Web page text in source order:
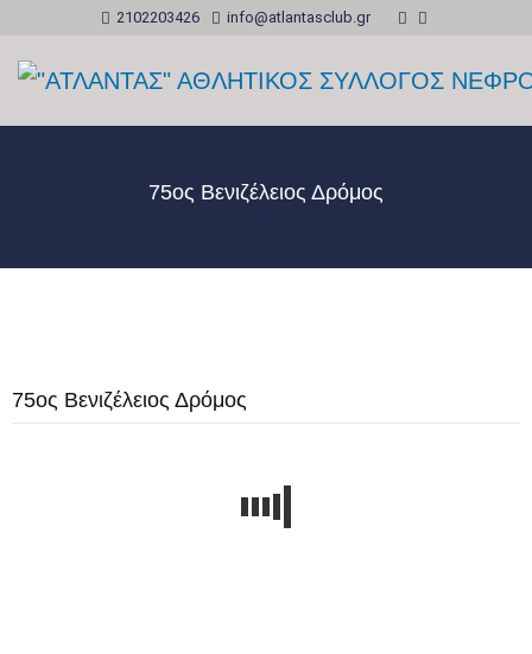
2102203426 info@atlantasclub.gr
75ος Βενιζέλειος Δρόμος
75ος Βενιζέλειος Δρόμος